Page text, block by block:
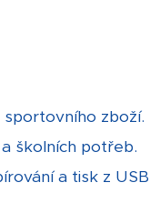
sportovního zboží.
školních potřeb.
a tisk z USB